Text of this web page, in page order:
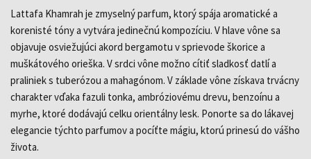
Lattafa Khamrah je zmyselný parfum, ktorý spája aromatické a
korenisté tóny a vytvára jedinečnú kompozíciu. V hlave vône sa
objavuje osviežujúci akord bergamotu v sprievode škorice a
muškátového orieška. V srdci vône možno cítiť sladkosť datlí a
praliniek s tuberózou a mahagónom. V základe vône získava trvácny
charakter vďaka fazuli tonka, ambróziovému drevu, benzoínu a
myrhe, ktoré dodávajú celku orientálny lesk. Ponorte sa do lákavej
elegancie týchto parfumov a pocíťte mágiu, ktorú prinesú do vášho
života.